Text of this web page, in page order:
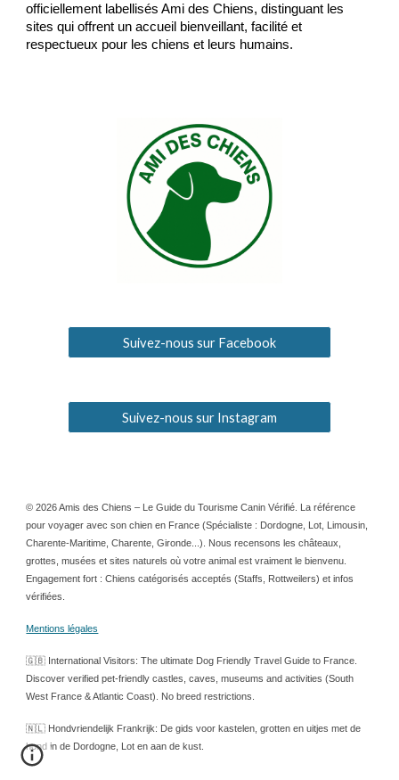
officiellement labellisés Ami des Chiens, distinguant les
sites qui offrent un accueil bienveillant, facilité et
respectueux pour les chiens et leurs humains.
Suivez-nous sur Facebook
Suivez-nous sur Instagram
© 2026 Amis des Chiens – Le Guide du Tourisme Canin Vérifié. La référence
pour voyager avec son chien en France (Spécialiste : Dordogne, Lot, Limousin,
Charente-Maritime, Charente, Gironde...). Nous recensons les châteaux,
grottes, musées et sites naturels où votre animal est vraiment le bienvenu.
Engagement fort : Chiens catégorisés acceptés (Staffs, Rottweilers) et infos
vérifiées.
Mentions légales
🇬🇧 International Visitors: The ultimate Dog Friendly Travel Guide to France.
Discover verified pet-friendly castles, caves, museums and activities (South
West France & Atlantic Coast). No breed restrictions.
🇳🇱 Hondvriendelijk Frankrijk: De gids voor kastelen, grotten en uitjes met de
hond in de Dordogne, Lot en aan de kust.